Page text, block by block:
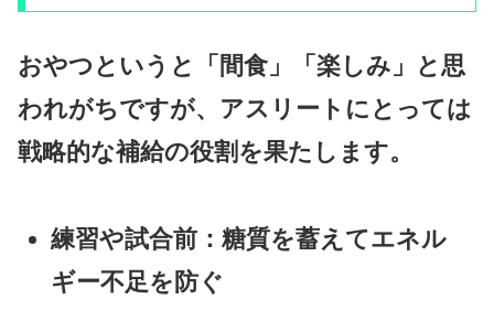
おやつというと「間食」「楽しみ」と思
われがちですが、アスリートにとっては
戦略的な補給の役割を果たします。
練習や試合前 ：糖質を蓄えてエネル
ギー不足を防ぐ